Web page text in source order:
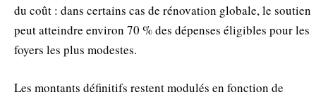
du coût : dans certains cas de rénovation globale, le soutien
peut atteindre environ 70 % des dépenses éligibles pour les
foyers les plus modestes.
Les montants définitifs restent modulés en fonction de